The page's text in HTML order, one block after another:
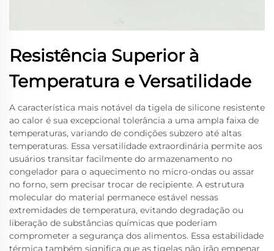
Resistência Superior à
Temperatura e Versatilidade
A característica mais notável da tigela de silicone resistente
ao calor é sua excepcional tolerância a uma ampla faixa de
temperaturas, variando de condições subzero até altas
temperaturas. Essa versatilidade extraordinária permite aos
usuários transitar facilmente do armazenamento no
congelador para o aquecimento no micro-ondas ou assar
no forno, sem precisar trocar de recipiente. A estrutura
molecular do material permanece estável nessas
extremidades de temperatura, evitando degradação ou
liberação de substâncias químicas que poderiam
comprometer a segurança dos alimentos. Essa estabilidade
térmica também significa que as tigelas não irão empenar